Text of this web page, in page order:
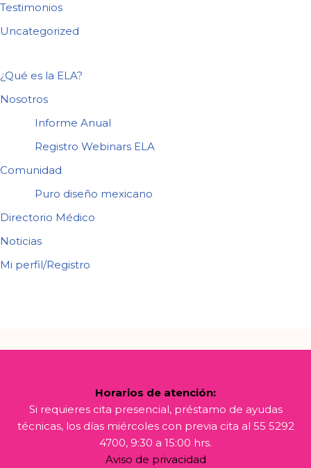
Testimonios
Uncategorized
¿Qué es la ELA?
Nosotros
Informe Anual
Registro Webinars ELA
Comunidad
Puro diseño mexicano
Directorio Médico
Noticias
Mi perfil/Registro
Horarios de atención:
Si requieres cita presencial, préstamo de ayudas
técnicas, los días miércoles con previa cita al 55 5292
4700, 9:30 a 15:00 hrs.
Aviso de privacidad